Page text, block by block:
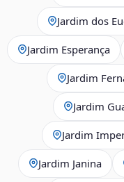
Jardim dos
Jardim Esperança
Jardim
Jardim
Jardim
Jardim Janina